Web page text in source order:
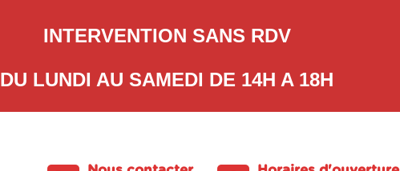
INTERVENTION SANS RDV
DU LUNDI AU SAMEDI DE 14H A 18H